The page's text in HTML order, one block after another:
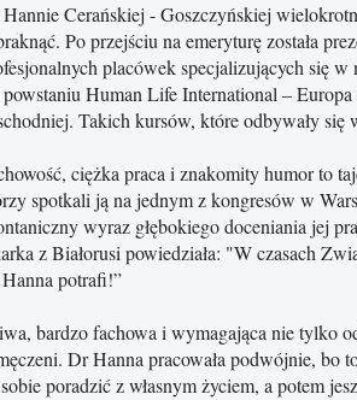
Cerańskiej - Goszczyńskiej
Po przejściu na emeryturę została
placówek specjalizujących się
Human Life International –
Takich kursów, które odbywały
ciężka praca i znakomity humor to
spotkali ją na jednym z kongresów w
wyraz głębokiego doceniania jej
z Białorusi powiedziała: "W czasach
potrafi!”
bardzo fachowa i wymagająca nie tylko
Dr Hanna pracowała podwójnie,
poradzić z własnym życiem, a potem